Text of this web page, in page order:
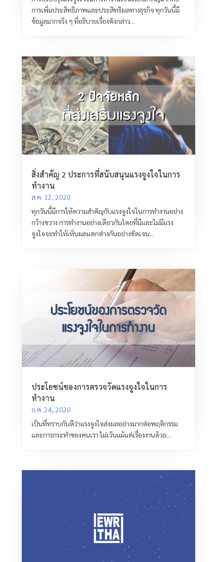
การเพิ่มประสิทธิภาพและประสิทธิผลทางธุรกิจ ทุกวันนี้มี
ข้อมูลมากจริง ๆ ที่อธิบายเรื่องดังกล่าว...
สิ่งสำคัญ 2 ประการที่สนับสนุนแรงจูงใจในการ
ทำงาน
ส.ค. 12, 2020
ทุกวันนี้มีการให้ความสำคัญกับแรงจูงใจในการทำงานอย่าง
กว้างขวาง การทำงานอย่างเดียวกันโดยที่มีและไม่มีแรง
จูงใจจะทำให้เห็นผลแตกต่างกันอย่างชัดเจน...
ประโยชน์ของการตรวจวัดแรงจูงใจในการ
ทำงาน
ก.ค. 24, 2020
เป็นที่ทราบกันดีว่าแรงจูงใจส่งผลอย่างมากต่อพฤติกรรม
และการกระทำของคนเรา ไม่เว้นแม้แต่เรื่องงานด้วย...